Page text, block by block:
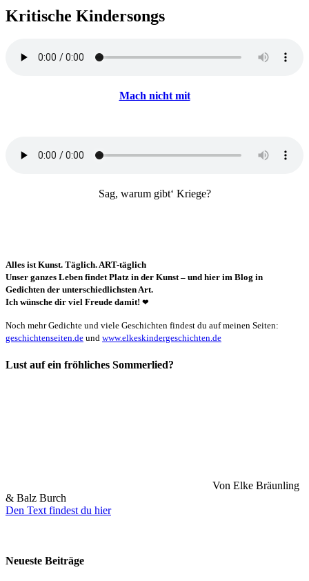
Kritische Kindersongs
Mach nicht mit
Sag, warum gibt‘ Kriege?
Alles ist Kunst. Täglich. ART-täglich
Unser ganzes Leben findet Platz in der Kunst – und hier im Blog in
Gedichten der unterschiedlichsten Art.
Ich wünsche dir viel Freude damit! ❤
Noch mehr Gedichte und viele Geschichten findest du auf meinen Seiten:
geschichtenseiten.de und www.elkeskindergeschichten.de
Lust auf ein fröhliches Sommerlied?
Von Elke Bräunling
& Balz Burch
Den Text findest du hier
Neueste Beiträge